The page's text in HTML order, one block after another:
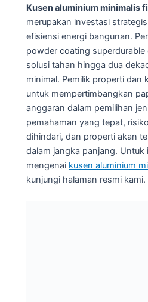
Kusen aluminium minimalis
merupakan investasi
efisiensi energi bangunan.
powder coating superdurable
solusi tahan hingga dua
minimal. Pemilik properti dan
untuk mempertimbangkan
anggaran dalam pemilihan
pemahaman yang tepat,
dihindari, dan properti akan
dalam jangka panjang. Untuk
mengenai kusen aluminium
kunjungi halaman resmi kami.